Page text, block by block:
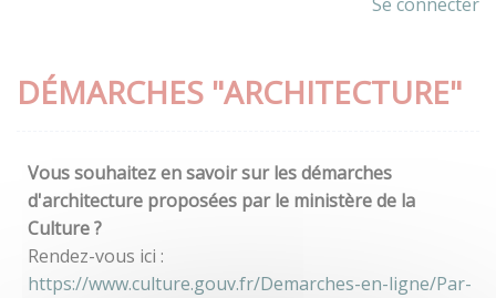
DÉMARCHES "ARCHITECTURE"
Vous souhaitez en savoir sur les démarches
d'architecture proposées par le ministère de la
Culture ?
Rendez-vous ici :
https://www.culture.gouv.fr/Demarches-en-ligne/Par-